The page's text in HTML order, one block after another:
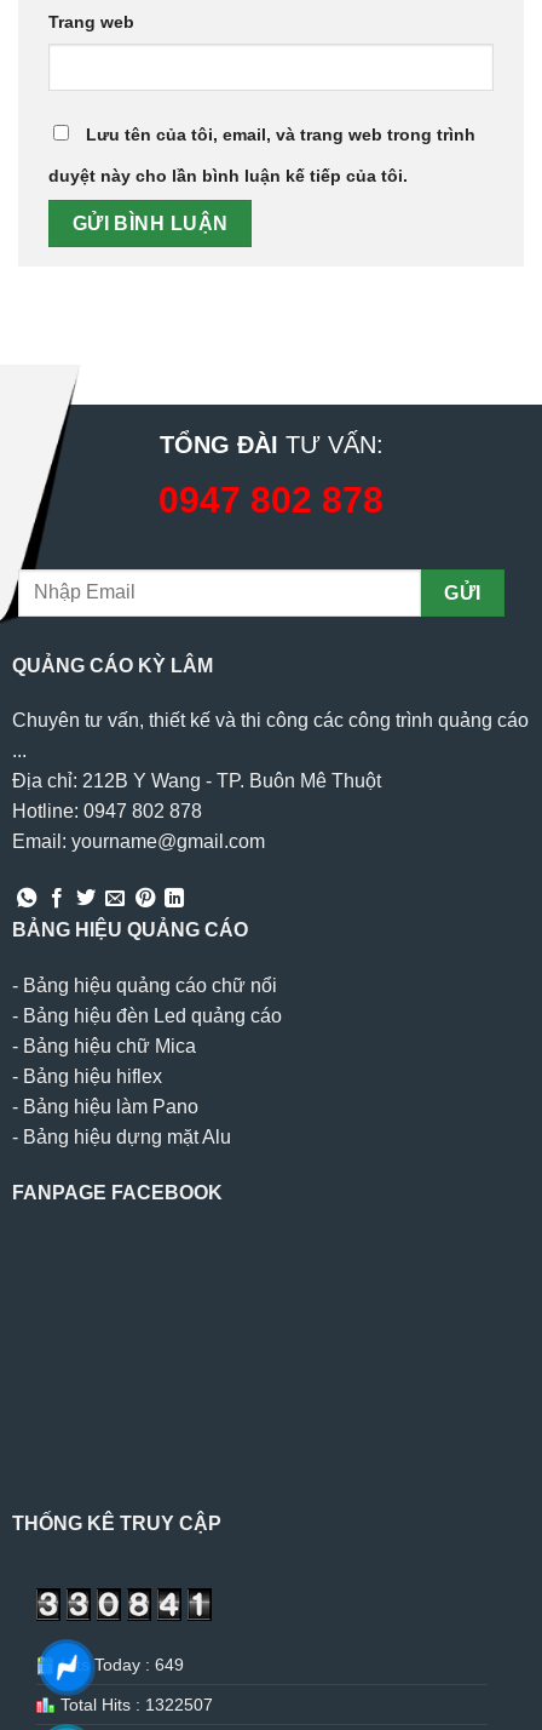
Trang web
Lưu tên của tôi, email, và trang web trong trình
duyệt này cho lần bình luận kế tiếp của tôi.
TỔNG ĐÀI TƯ VẤN:
0947 802 878
QUẢNG CÁO KỲ LÂM
Chuyên tư vấn, thiết kế và thi công các công trình quảng cáo
...
Địa chỉ: 212B Y Wang - TP. Buôn Mê Thuột
Hotline: 0947 802 878
Email: yourname@gmail.com
BẢNG HIỆU QUẢNG CÁO
- Bảng hiệu quảng cáo chữ nổi
- Bảng hiệu đèn Led quảng cáo
- Bảng hiệu chữ Mica
- Bảng hiệu hiflex
- Bảng hiệu làm Pano
- Bảng hiệu dựng mặt Alu
FANPAGE FACEBOOK
THỐNG KÊ TRUY CẬP
Hits Today : 649
Total Hits : 1322507